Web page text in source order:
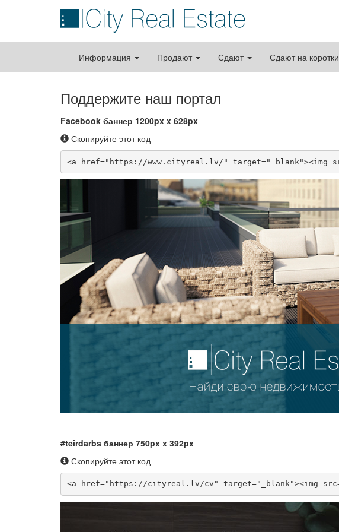
Информация Продают Сдают Сдают на
Поддержите наш портал
Facebook баннер 1200px x 628px
Скопируйте этот код
<a href="https://www.cityreal.lv/" target="_blank"><img
#teirdarbs баннер 750px x 392px
Скопируйте этот код
<a href="https://cityreal.lv/cv" target="_blank"><img